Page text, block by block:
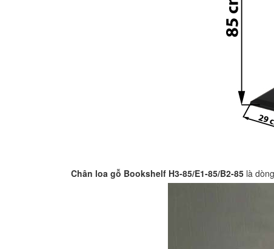
Chân loa gỗ Bookshelf H3-85/E1-85/B2-85 là